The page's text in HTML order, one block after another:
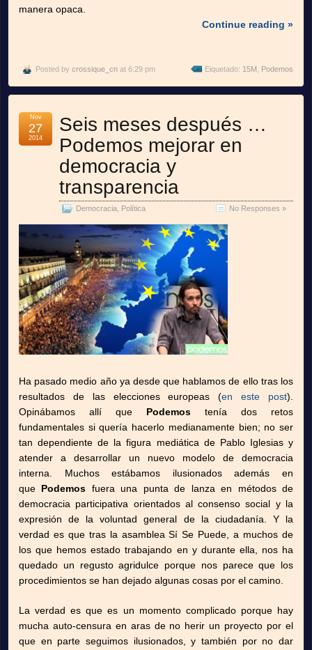
manera opaca.
Continue reading »
Posted by crossique_cn at 6:29 pm Eiquetado: 15M Podemos
Seis meses después …
Podemos mejorar en
democracia y
transparencia
Democracia Política No Responses »
Nov
27
2014
Ha pasado medio año ya desde que hablamos de ello tras los
resultados de las elecciones europeas (en este post).
Opinábamos allí que Podemos tenía dos retos
fundamentales si quería hacerlo medianamente bien; no ser
tan dependiente de la figura mediática de Pablo Iglesias y
atender a desarrollar un nuevo modelo de democracia
interna. Muchos estábamos ilusionados además en
que Podemos fuera una punta de lanza en métodos de
democracia participativa orientados al consenso social y la
expresión de la voluntad general de la ciudadanía. Y la
verdad es que tras la asamblea Sí Se Puede, a muchos de
los que hemos estado trabajando en y durante ella, nos ha
quedado un regusto agridulce porque nos parece que los
procedimientos se han dejado algunas cosas por el camino.
La verdad es que es un momento complicado porque hay
mucha auto-censura en aras de no herir un proyecto por el
que en parte seguimos ilusionados, y también por no dar